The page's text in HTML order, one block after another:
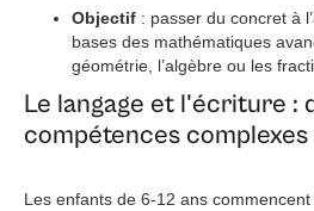
Objectif : passer du concret à
bases des mathématiques
géométrie, l’algèbre ou les
Le langage et l'écriture :
compétences complexes
Les enfants de 6-12 ans